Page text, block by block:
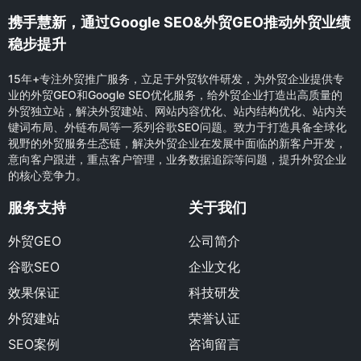
携手慧新，通过Google SEO&外贸GEO推动外贸业绩
稳步提升
15年+专注外贸推广服务，立足于外贸软件研发，为外贸企业提供专
业的外贸GEO和Google SEO优化服务，给外贸企业打造出高质量的
外贸独立站，解决外贸建站、网站内容优化、站内结构优化、站内关
键词布局、外链布局等一系列谷歌SEO问题。致力于打造具备全球化
视野的外贸服务生态链，解决外贸企业在发展中面临的新客户开发，
意向客户跟进，重点客户管理，业务数据追踪等问题，提升外贸企业
的核心竞争力。
服务支持
外贸GEO
谷歌SEO
效果保证
外贸建站
SEO案例
关于我们
公司简介
企业文化
科技研发
荣誉认证
咨询留言